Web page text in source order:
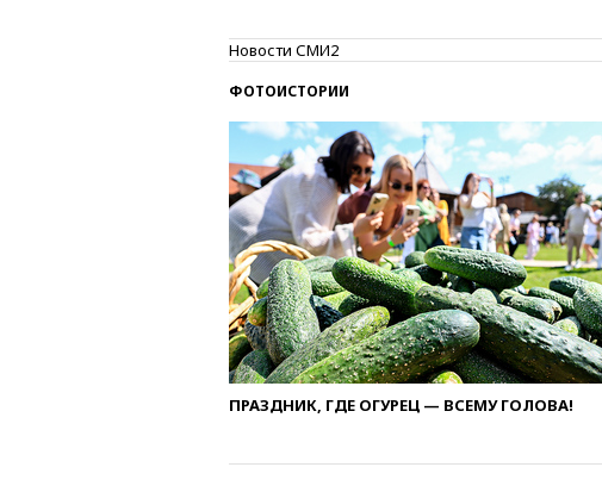
Новости СМИ2
ФОТОИСТОРИИ
ПРАЗДНИК, ГДЕ ОГУРЕЦ — ВСЕМУ ГОЛОВА!